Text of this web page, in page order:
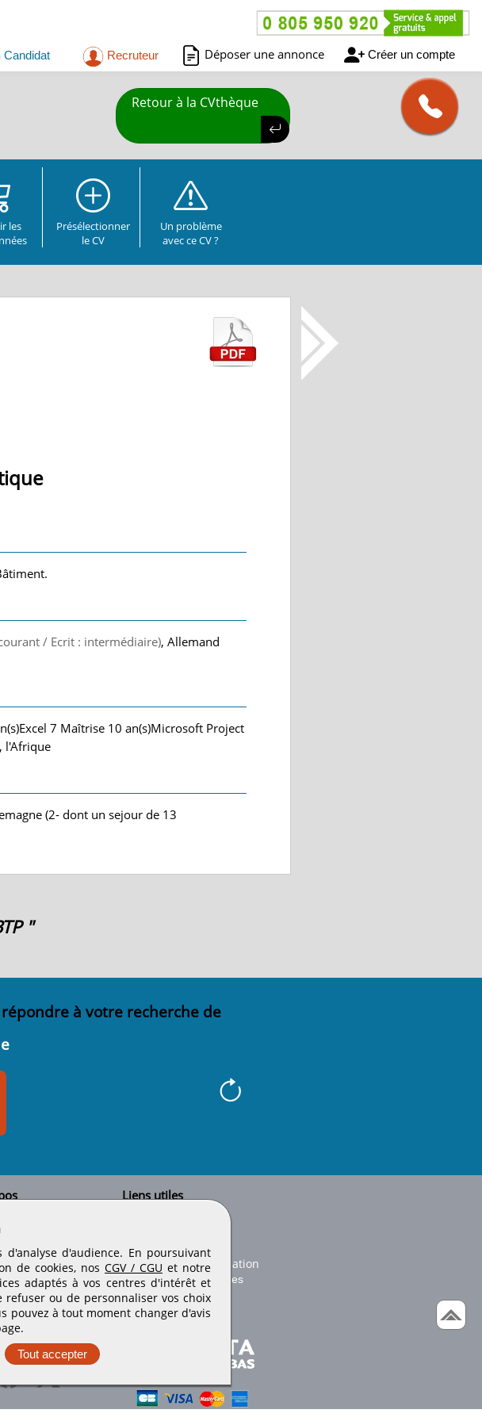
Candidat Recruteur Déposer une annonce Créer un compte
Retour à la CVthèque
les
Présélectionner
le CV
Un problème
avec ce CV ?
/ Ecrit : intermédiaire), Allemand
7 Maîtrise 10 an(s)Microsoft Project
l'Afrique
(2- dont un sejour de 13
"
à votre recherche de
nous
légales
générales
nos équipes
Liens utiles
Conseils d'utilisation
Conditions de publication
Paramètres des cookies
sociaux
d'analyse d'audience. En poursuivant
de cookies, nos CGV / CGU et notre
adaptés à vos centres d'intérêt et
refuser ou de personnaliser vos choix
pouvez à tout moment changer d'avis
Tout accepter